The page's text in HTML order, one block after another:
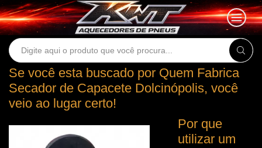
Search
Se você esta buscado por Quem Fabrica
Secador de Capacete Dolcinópolis, você
veio ao lugar certo!
Por que
utilizar um